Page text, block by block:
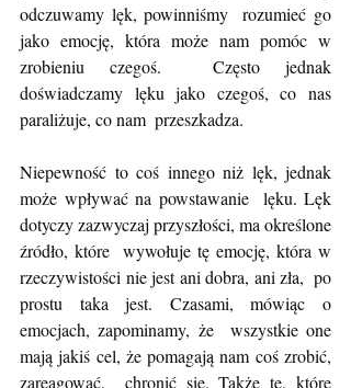
odczuwamy lęk, powinniśmy  rozumieć go
jako emocję, która może nam pomóc w
zrobieniu czegoś.  Często jednak
doświadczamy lęku jako czegoś, co nas
paraliżuje, co nam  przeszkadza.
Niepewność to coś innego niż lęk, jednak
może wpływać na powstawanie  lęku. Lęk
dotyczy zazwyczaj przyszłości, ma określone
źródło, które  wywołuje tę emocję, która w
rzeczywistości nie jest ani dobra, ani zła,  po
prostu taka jest. Czasami, mówiąc o
emocjach, zapominamy, że  wszystkie one
mają jakiś cel, że pomagają nam coś zrobić,
zareagować,  chronić się. Także te, które